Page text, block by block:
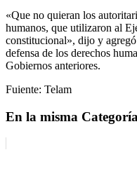
«Que no quieran los
humanos, que utilizaron al
constitucional», dijo y
defensa de los derechos
Gobiernos anteriores.
Fuiente: Telam
En la misma